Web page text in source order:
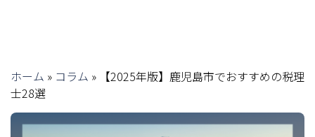
ホーム » コラム » 【2025年版】鹿児島市でおすすめの税理
士28選